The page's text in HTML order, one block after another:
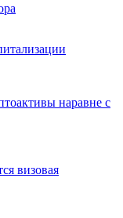
наравне с
визовая